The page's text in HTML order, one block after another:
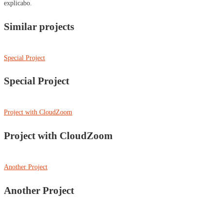
explicabo.
Similar projects
Special Project
Special Project
Project with CloudZoom
Project with CloudZoom
Another Project
Another Project